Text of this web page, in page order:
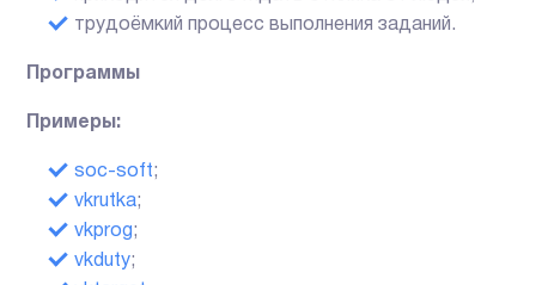
трудоёмкий процесс выполнения заданий.
Программы
Примеры:
soc-soft;
vkrutka;
vkprog ;
vkduty;